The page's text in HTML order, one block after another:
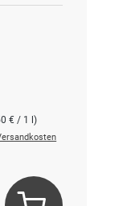
€ / 1 l)